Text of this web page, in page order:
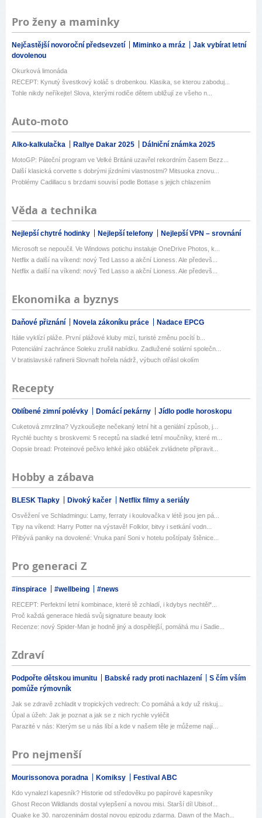
Pro ženy a maminky
Nejčastější novoroční předsevzetí Miminko a mráz
Jak vybírat letní
dovolenou
Okurková limonáda
RECEPT: Kynutý švestkový koláč s drobenkou. Klasika, se kterou zaboduj...
Tohle nikdy neříkejte! Slova, kterými rodiče dětem ubližují ze všeho n...
Auto-moto
Alko-kalkulačka Rallye Dakar 2025 Dálniční známka 2025
MotoGP: Páteční program ve Velké Británii uzavřel rekordním časem Bezz...
Další klasická corvette s dobrými jízdními vlastnostmi? Mitsuoka znovu...
Problémy Cadillacu s brzdami souvisí podle Bottase s jejich chlazením
Věda a technika
Nejlepší chytré hodinky Nejlepší telefony Nejlepší VPN – srovnání
Microsoft se nepoučil. Ve Windows potichu instaluje OneDrive Photos, k...
Netflix a další na víkend: nový Ted Lasso a akční Lioness. Ale předevš...
Netflix a další na víkend: nový Ted Lasso a akční Lioness. Ale předevš...
Ekonomika a byznys
Daňové přiznání Novela zákoníku práce Nadace EPCG
Itálie vyklízí pláže. První plážové kluby mizí, turisté změnu pocítí b...
Potenciální zachránce Soleku zrušil nabídku. Zadlužené solární společn...
V bratislavské rafinerii Slovnaft hořela nádrž, výbuch otřásl okolím
Recepty
Oblíbené zimní polévky Domácí pekárny Jídlo podle horoskopu
Cuketová zmrzlina? Vyzkoušejte nečekaný letní hit a geniální způsob, j...
Rychlé buchty s broskvemi: 5 receptů na sladké letní moučníky, které m...
Oopsie bread: Proteinové pečivo lehké jako obláček zvládnete připravit...
Hobby a zábava
BLESK Tlapky Divoký kačer Netflix filmy a seriály
Osvěžení ve Schladmingu: Lamy, ferraty i koulovačka v létě jsou jen pá...
Tipy na víkend: Harry Potter na výstavě! Folklor, bitvy i setkání vodn...
Přibývá paniky na dovolené: Vnuka paní Soni v hotelu poštípaly štěnice...
Pro generaci Z
#inspirace #wellbeing #news
RECEPT: Perfektní letní kombinace, které tě zchladí, i kdybys nechtěl*...
Proč každá generace hledá svůj signature beauty look
Recenze: nový Spider-Man je hodně jiný a dospělejší, pomáhá mu i Sadie...
Zdraví
Podpořte dětskou imunitu Babské rady proti nachlazení
S čím vším
pomůže rýmovník
Jak se zdravě zchladit v tropických vedrech: Co pomáhá a kdy už riskuj...
Úpal a úžeh: Jak je poznat a jak se z nich rychle vyléčit
Parazité v nás: Kterým se u nás líbí a kde v našem těle je můžeme nají...
Pro nejmenší
Mourissonova poradna Komiksy Festival ABC
Kdo vynalezl kapesník? Historie od středověku po papírové kapesníky
Ghost Recon Wildlands dostal vylepšení a novou misi. Starší díl Ubisof...
Quake ke 30. narozeninám dostal novou epizodu zdarma. Dawn of the Mach...